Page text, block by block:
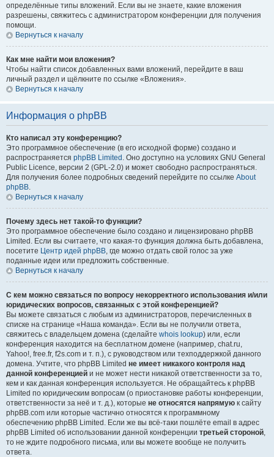
определённые типы вложений. Если вы не знаете, какие вложения
разрешены, свяжитесь с администратором конференции для получения
помощи.
Вернуться к началу
Как мне найти мои вложения?
Чтобы найти список добавленных вами вложений, перейдите в ваш
личный раздел и щёлкните по ссылке «Вложения».
Вернуться к началу
Информация о phpBB
Кто написал эту конференцию?
Это программное обеспечение (в его исходной форме) создано и
распространяется phpBB Limited . Оно доступно на условиях GNU General
Public Licence, версии 2 (GPL-2.0) и может свободно распространяться.
Для получения более подробных сведений перейдите по ссылке About
phpBB.
Вернуться к началу
Почему здесь нет такой-то функции?
Это программное обеспечение было создано и лицензировано phpBB
Limited. Если вы считаете, что какая-то функция должна быть добавлена,
посетите Центр идей phpBB, где можно отдать свой голос за уже
поданные идеи или предложить собственные.
Вернуться к началу
С кем можно связаться по вопросу некорректного использования и/или
юридических вопросов, связанных с этой конференцией?
Вы можете связаться с любым из администраторов, перечисленных в
списке на странице «Наша команда». Если вы не получили ответа,
свяжитесь с владельцем домена (сделайте whois lookup) или, если
конференция находится на бесплатном домене (например, chat.ru,
Yahoo!, free.fr, f2s.com и т. п.), с руководством или техподдержкой данного
домена. Учтите, что phpBB Limited не имеет никакого контроля над
данной конференцией и не может нести никакой ответственности за то,
кем и как данная конференция используется. Не обращайтесь к phpBB
Limited по юридическим вопросам (о приостановке работы конференции,
ответственности за неё и т. д.), которые не относятся напрямую к сайту
phpBB.com или которые частично относятся к программному
обеспечению phpBB Limited. Если же вы всё-таки пошлёте email в адрес
phpBB Limited об использовании данной конференции третьей стороной,
то не ждите подробного письма, или вы можете вообще не получить
ответа.